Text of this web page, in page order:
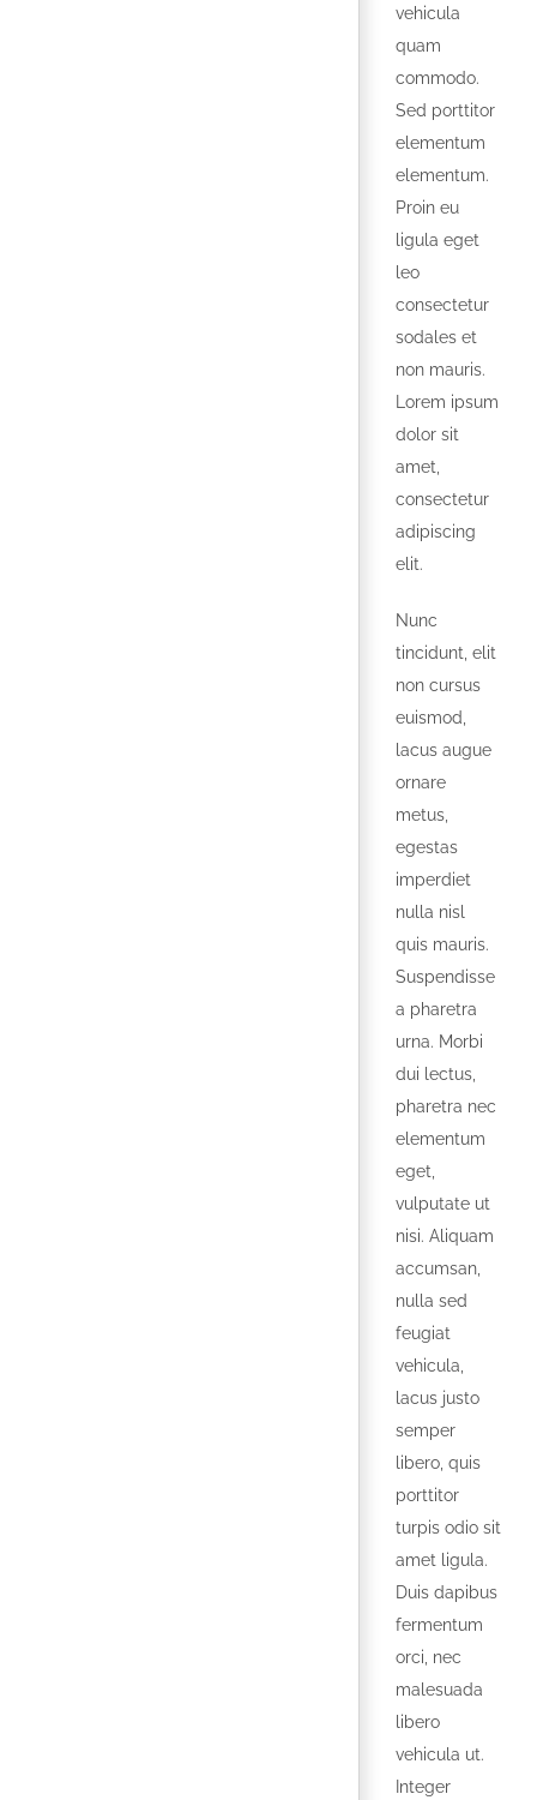
vehicula
quam
commodo.
Sed porttitor
elementum
elementum.
Proin eu
ligula eget
leo
consectetur
sodales et
non mauris.
Lorem ipsum
dolor sit
amet,
consectetur
adipiscing
elit.
Nunc
tincidunt, elit
non cursus
euismod,
lacus augue
ornare
metus,
egestas
imperdiet
nulla nisl
quis mauris.
Suspendisse
a pharetra
urna. Morbi
dui lectus,
pharetra nec
elementum
eget,
vulputate ut
nisi. Aliquam
accumsan,
nulla sed
feugiat
vehicula,
lacus justo
semper
libero, quis
porttitor
turpis odio sit
amet ligula.
Duis dapibus
fermentum
orci, nec
malesuada
libero
vehicula ut.
Integer